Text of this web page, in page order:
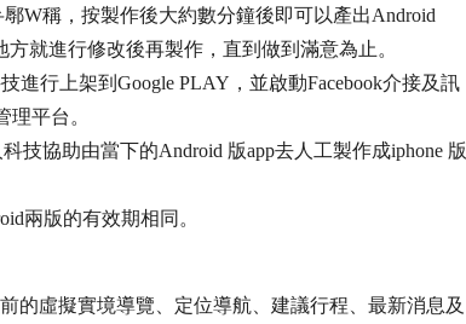
W稱，按製作後大約數分鐘後即可以產出Android
就進行修改後再製作，直到做到滿意為止。
行上架到Google PLAY，並啟動Facebook介接及訊
平台。
技協助由當下的Android 版app去人工製作成iphone 版
兩版的有效期相同。
的虛擬實境導覽、定位導航、建議行程、最新消息及